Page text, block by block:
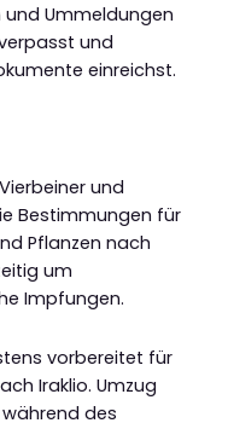
Ummeldungen
und
einreichst.
und
Bestimmungen für
Pflanzen nach
um
Impfungen.
vorbereitet für
Iraklio. Umzug
des